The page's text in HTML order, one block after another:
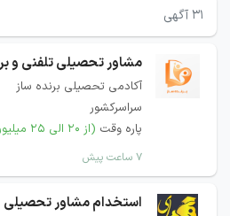
۳۱ آگهی
مشاور تحصیلی تلفنی و
آکادمی تحصیلی برنده ساز
سراسرکشور
پاره وقت (از ۲۰ الی ۲۵ میلیون)
۷ ساعت پیش
استخدام مشاور تحصیلی